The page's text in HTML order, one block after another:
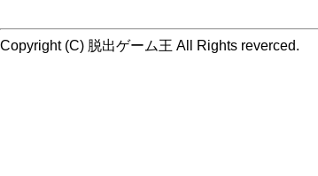
Copyright (C) 脱出ゲーム王 All Rights reverced.